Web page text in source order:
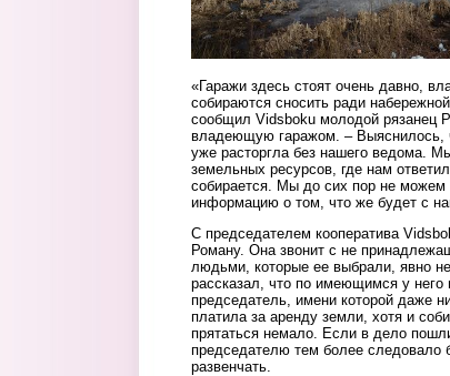
«Гаражи здесь стоят очень давно,
собираются сносить ради
сообщил Vidsboku молодой рязанец
владеющую гаражом. – Выяснилось,
уже расторгла без нашего ведома.
земельных ресурсов, где нам
собирается. Мы до сих пор не можем
информацию о том, что же будет с
С председателем кооператива
Роману. Она звонит с не
людьми, которые ее выбрали, явно
рассказал, что по имеющимся у
председатель, имени которой даже
платила за аренду земли, хотя и
прятаться немало. Если в дело
председателю тем более следовало
развенчать.